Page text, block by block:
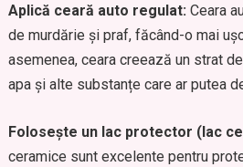
Aplică ceară auto regulat: Ceara
de murdărie și praf, făcând-o mai
asemenea, ceara creează un strat
apa și alte substanțe care ar putea
Folosește un lac protector (lac
ceramice sunt excelente pentru